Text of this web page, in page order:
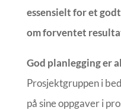
essensielt for et
om forventet
God planlegging er
Prosjektgruppen i
på sine oppgaver i